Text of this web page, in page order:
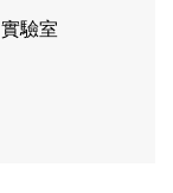
實驗室